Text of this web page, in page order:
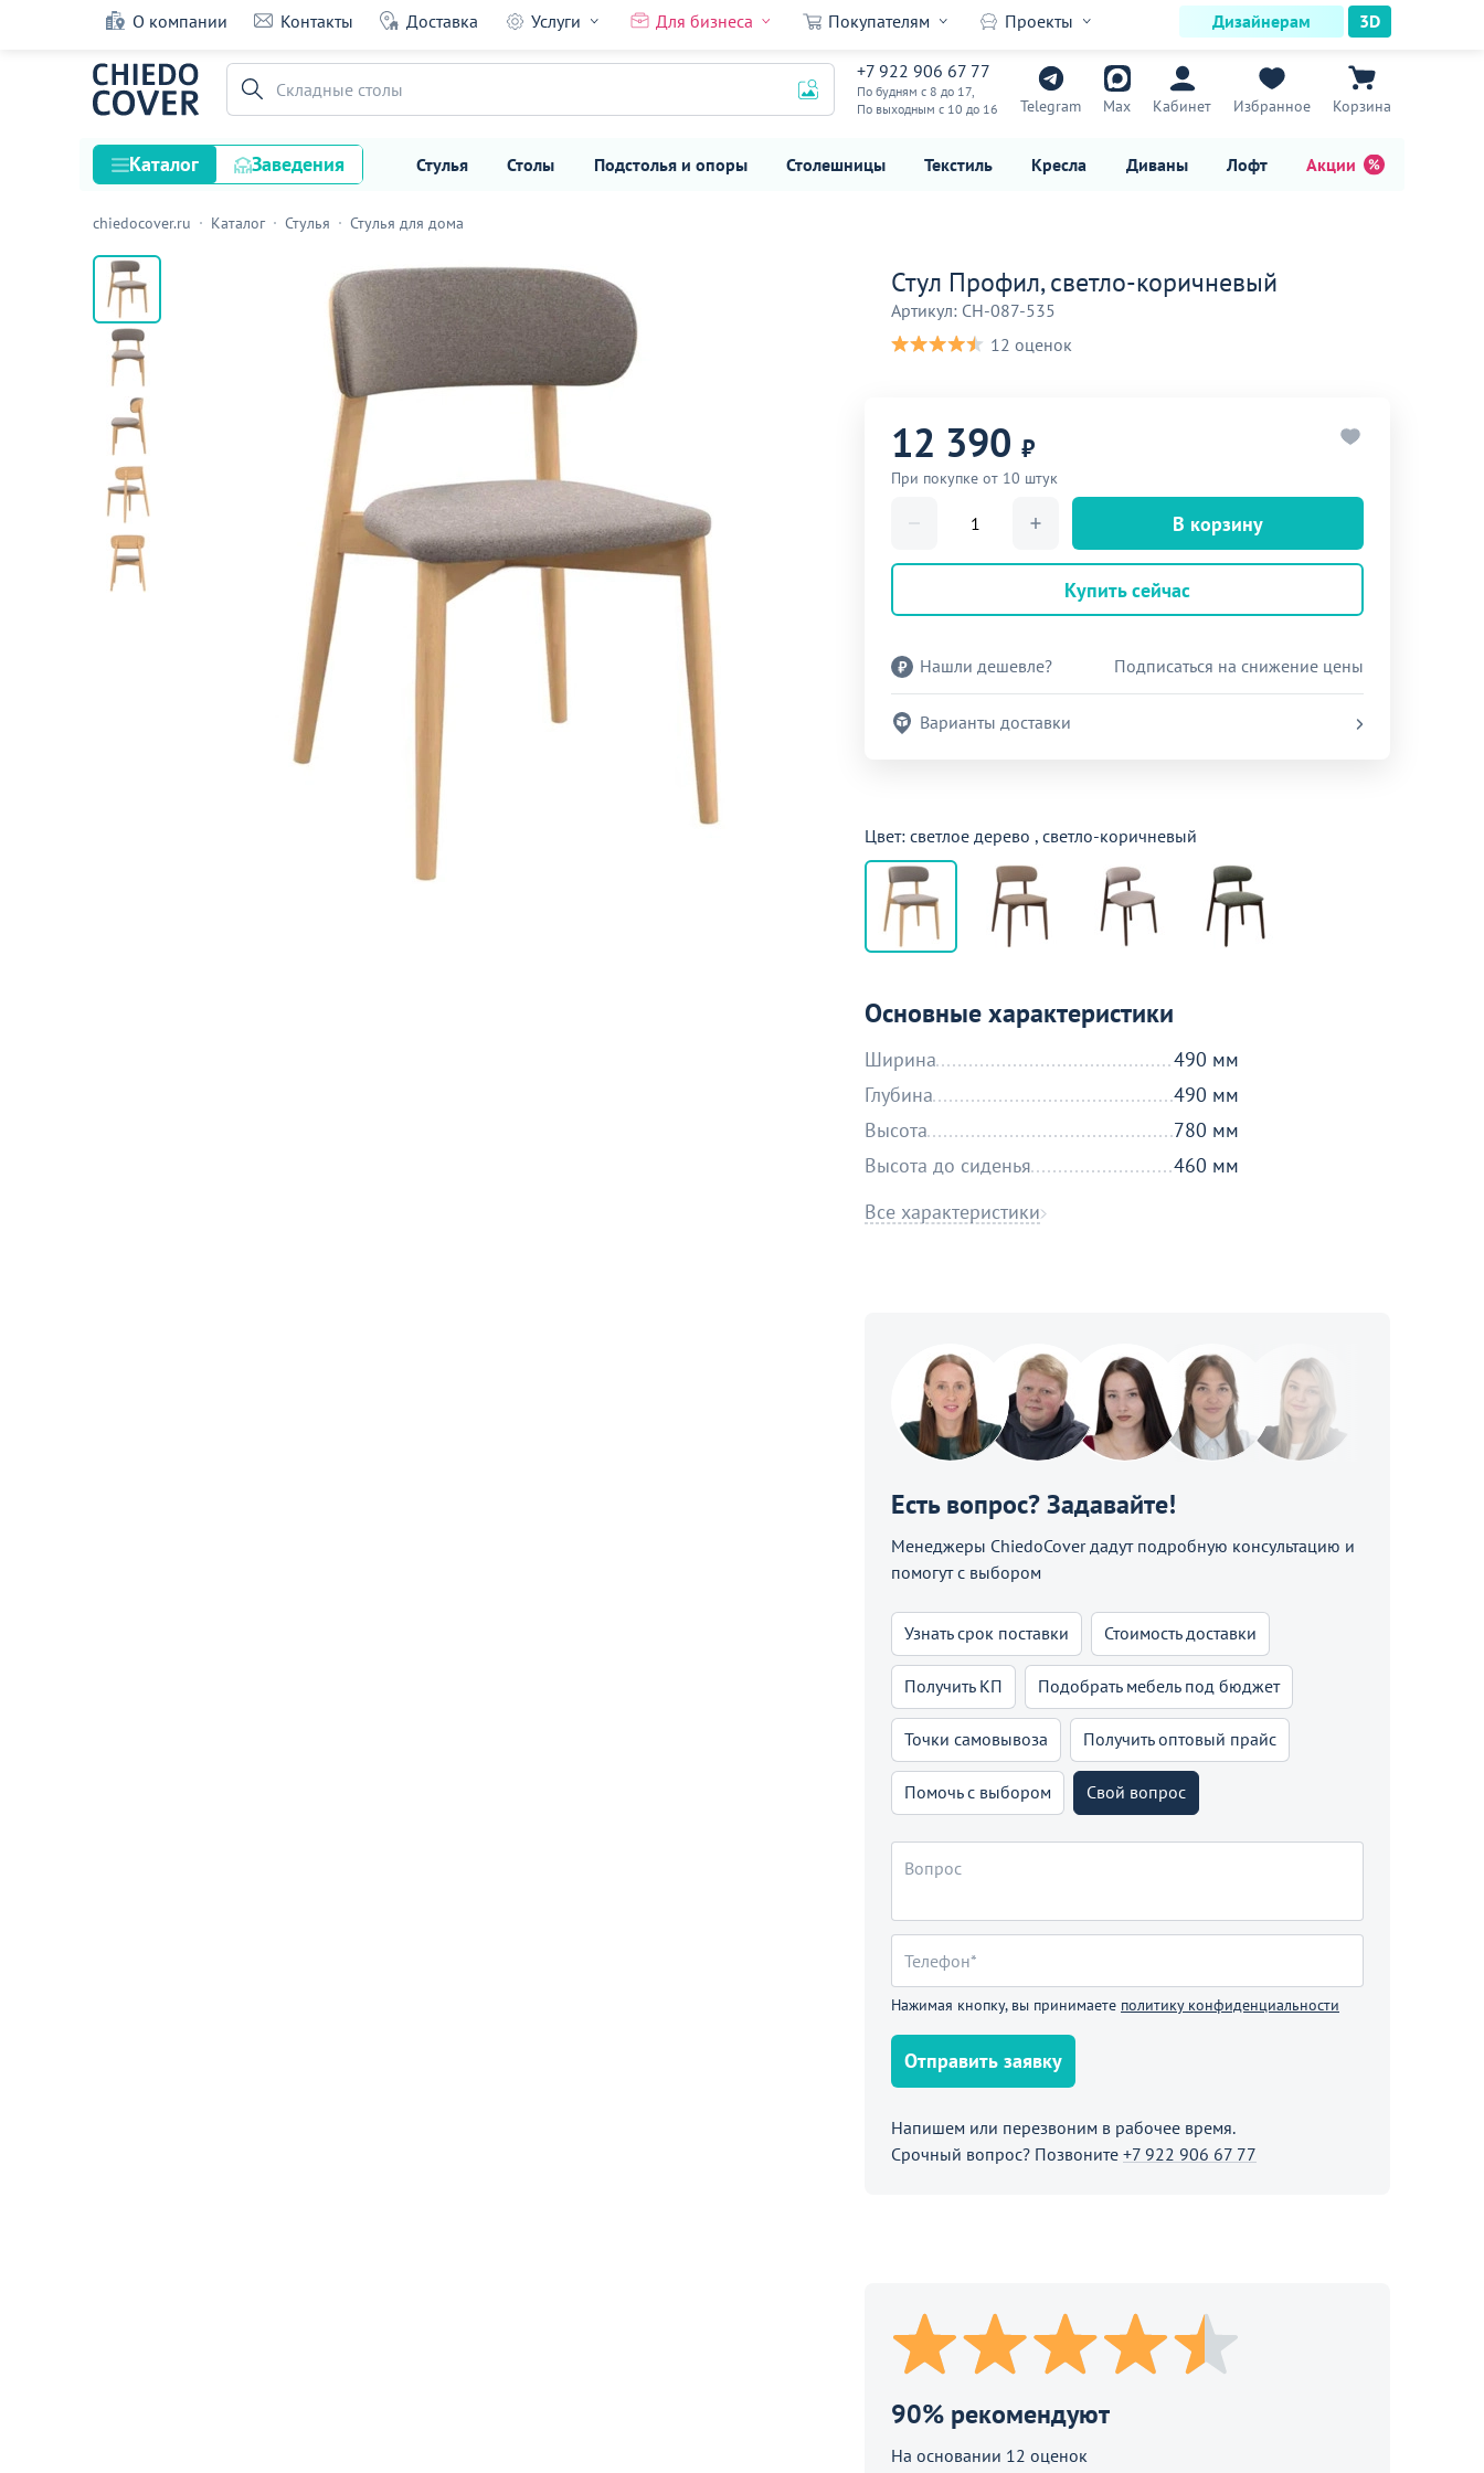
О компании Контакты Доставка Услуги Для бизнеса Покупателям Проекты Дизайнерам 3D
+7 922 906 67 77
По будням с 8 до 17,
По выходным с 10 до 16
Telegram Max Кабинет Избранное Корзина
Складные столы
Каталог Заведения Стулья Столы Подстолья и опоры Столешницы Текстиль Кресла Диваны Лофт Акции
Стулья
Столы
Подстолья и опоры
Столешницы
Текстиль
Кресла
Диваны
Лофт
Гостиницы и отели
Мебель для хранения
Стул Профил, светло-коричневый
12 оценок
12 390
chiedocover.ru Каталог Стулья Стулья для дома
Стул Профил, светло-коричневый
Артикул: CH-087-535
12 оценок
12 390 ₽
При покупке от 10 штук
В корзину
Купить сейчас
Нашли дешевле? Подписаться на снижение цены
Варианты доставки
Цвет: светлое дерево , светло-коричневый
Основные характеристики
Ширина
490 мм
Глубина
490 мм
Высота
780 мм
Высота до сиденья
460 мм
Все характеристики
Есть вопрос? Задавайте!
Менеджеры ChiedoCover дадут подробную консультацию и
помогут с выбором
Узнать срок поставки Стоимость доставки
Получить КП Подобрать мебель под бюджет
Точки самовывоза Получить оптовый прайс
Помочь с выбором Свой вопрос
Нажимая кнопку, вы принимаете политику конфиденциальности
Отправить заявку
Напишем или перезвоним в рабочее время.
Срочный вопрос? Позвоните +7 922 906 67 77
90% рекомендуют
На основании 12 оценок
В корзине
Продолжить покупки